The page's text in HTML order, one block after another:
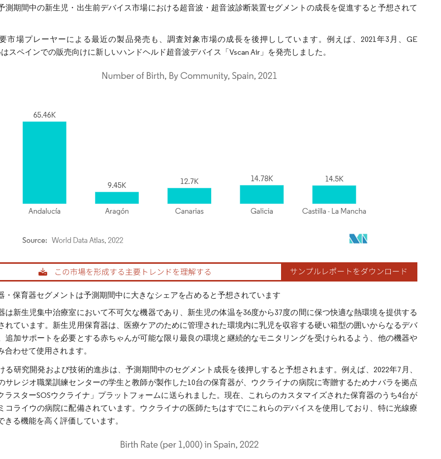
測期間中の新生児・出生前デバイス市場における超音波・超音波診断装置セグメントの成長を促進すると予想されて
市場プレーヤーによる最近の製品発売も、調査対象市場の成長を後押ししています。例えば、2021年3月、GE
はスペインでの販売向けに新しいハンドヘルド超音波デバイス「Vscan Air」を発売しました。
Intelligence。再利用にはCC BY 4.0の表示が必要です。
・保育器セグメントは予測期間中に大きなシェアを占めると予想されています
は新生児集中治療室において不可欠な機器であり、新生児の体温を36度から37度の間に保つ快適な熱環境を提供する
れています。新生児用保育器は、医療ケアのために管理された環境内に乳児を収容する硬い箱型の囲いからなるデバ
追加サポートを必要とする赤ちゃんが可能な限り最良の環境と継続的なモニタリングを受けられるよう、他の機器や
合わせて使用されます。
る研究開発および技術的進歩は、予測期間中のセグメント成長を後押しすると予想されます。例えば、2022年7月、
サレジオ職業訓練センターの学生と教師が製作した10台の保育器が、ウクライナの病院に寄贈するためナバラを拠点
ラスターSOSウクライナ」プラットフォームに送られました。現在、これらのカスタマイズされた保育器のうち4台が
コライウの病院に配備されています。ウクライナの医師たちはすでにこれらのデバイスを使用しており、特に光線療
きる機能を高く評価しています。